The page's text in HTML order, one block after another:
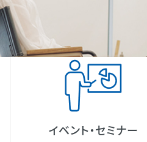
イベント・セミナー